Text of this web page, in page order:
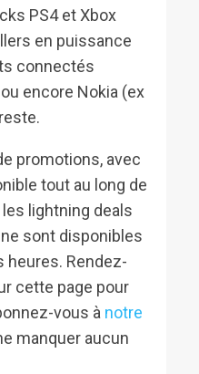
PS4 et Xbox
en puissance
connectés
encore Nokia (ex
promotions, avec
tout au long de
lightning deals
sont disponibles
heures. Rendez-
cette page pour
vous à notre
manquer aucun